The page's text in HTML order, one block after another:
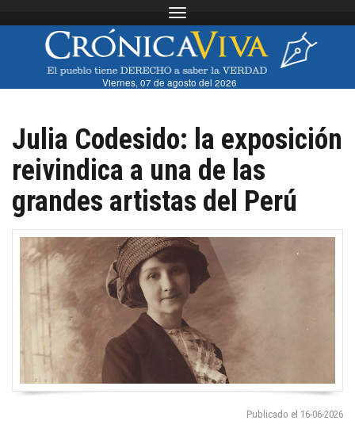
Toggle navigation
Viernes, 07 de agosto del 2026
Julia Codesido: la exposición
reivindica a una de las
grandes artistas del Perú
Publicado el 16-06-2026